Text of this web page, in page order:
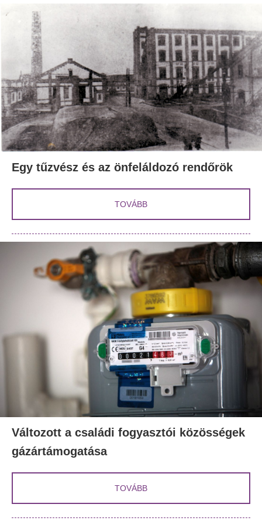
Egy tűzvész és az önfeláldozó rendőrök
TOVÁBB
Változott a családi fogyasztói közösségek
gázártámogatása
TOVÁBB